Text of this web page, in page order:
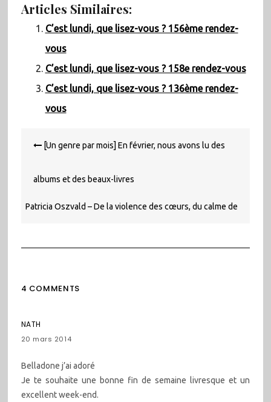
Articles Similaires:
C’est lundi, que lisez-vous ? 156ème rendez-
vous
C’est lundi, que lisez-vous ? 158e rendez-vous
C’est lundi, que lisez-vous ? 136ème rendez-
vous
de [Un genre par mois] En février, nous avons lu des
albums et des beaux-livres
Patricia Oszvald – De la violence des cœurs, du calme de
4 COMMENTS
NATH
20 mars 2014
Belladone j’ai adoré
Je te souhaite une bonne fin de semaine livresque et un
excellent week-end.